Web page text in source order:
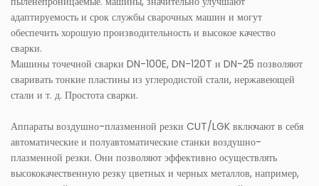
адаптируемость и срок службы сварочных машин и могут
обеспечить хорошую производительность и высокое качество
сварки.
Машины точечной сварки DN-100E, DN-120T и DN-25 позволяют
сваривать тонкие пластины из углеродистой стали, нержавеющей
стали и т. д. Простота сварки.
Аппараты воздушно-плазменной резки CUT/LGK включают в себя
автоматические и полуавтоматические станки воздушно-
плазменной резки. Они позволяют эффективно осуществлять
высококачественную резку цветных и черных металлов, например,